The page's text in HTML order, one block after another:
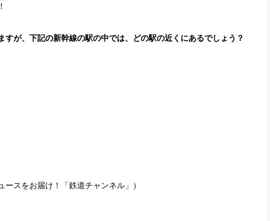
が、下記の新幹線の駅の中では、どの駅の近くにあるでしょう？
スをお届け！「鉄道チャンネル」）